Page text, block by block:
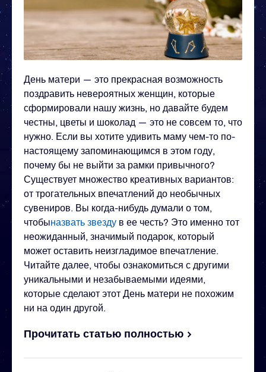
День матери — это прекрасная возможность
поздравить невероятных женщин, которые
сформировали нашу жизнь, но давайте будем
честны, цветы и шоколад — это не совсем то, что
нужно. Если вы хотите удивить маму чем-то по-
настоящему запоминающимся в этом году,
почему бы не выйти за рамки привычного?
Существует множество креативных вариантов:
от трогательных впечатлений до необычных
сувениров. Вы когда-нибудь думали о том,
чтобыназвать звезду в ее честь? Это именно тот
неожиданный, значимый подарок, который
может оставить неизгладимое впечатление.
Читайте далее, чтобы ознакомиться с другими
уникальными и незабываемыми идеями,
которые сделают этот День матери не похожим
ни на один другой.
Прочитать статью полностью